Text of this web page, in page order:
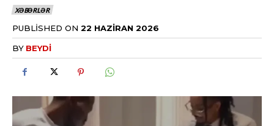
XƏBƏRLƏR
PUBLISHED ON 22 HAZIRAN 2026
BY BEYDI